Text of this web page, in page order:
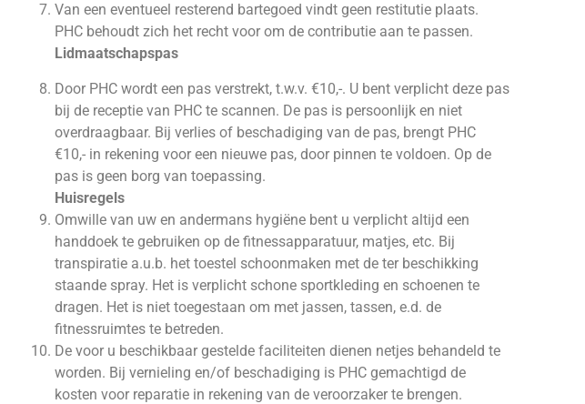
Van een eventueel resterend bartegoed vindt geen restitutie plaats.
PHC behoudt zich het recht voor om de contributie aan te passen.
Lidmaatschapspas
Door PHC wordt een pas verstrekt, t.w.v. €10,-. U bent verplicht deze pas
bij de receptie van PHC te scannen. De pas is persoonlijk en niet
overdraagbaar. Bij verlies of beschadiging van de pas, brengt PHC
€10,- in rekening voor een nieuwe pas, door pinnen te voldoen. Op de
pas is geen borg van toepassing.
Huisregels
Omwille van uw en andermans hygiëne bent u verplicht altijd een
handdoek te gebruiken op de fitnessapparatuur, matjes, etc. Bij
transpiratie a.u.b. het toestel schoonmaken met de ter beschikking
staande spray. Het is verplicht schone sportkleding en schoenen te
dragen. Het is niet toegestaan om met jassen, tassen, e.d. de
fitnessruimtes te betreden.
De voor u beschikbaar gestelde faciliteiten dienen netjes behandeld te
worden. Bij vernieling en/of beschadiging is PHC gemachtigd de
kosten voor reparatie in rekening van de veroorzaker te brengen.